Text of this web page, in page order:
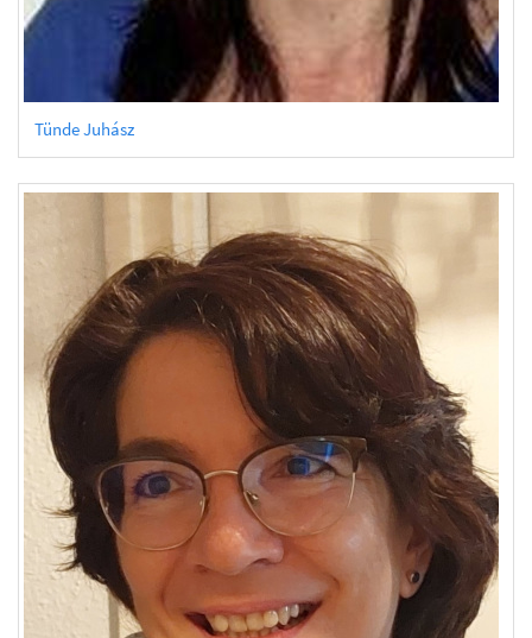
Tünde Juhász